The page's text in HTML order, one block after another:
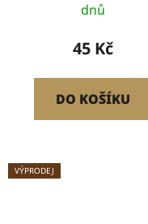
dnů
45 Kč
DO KOŠÍKU
VÝPRODEJ